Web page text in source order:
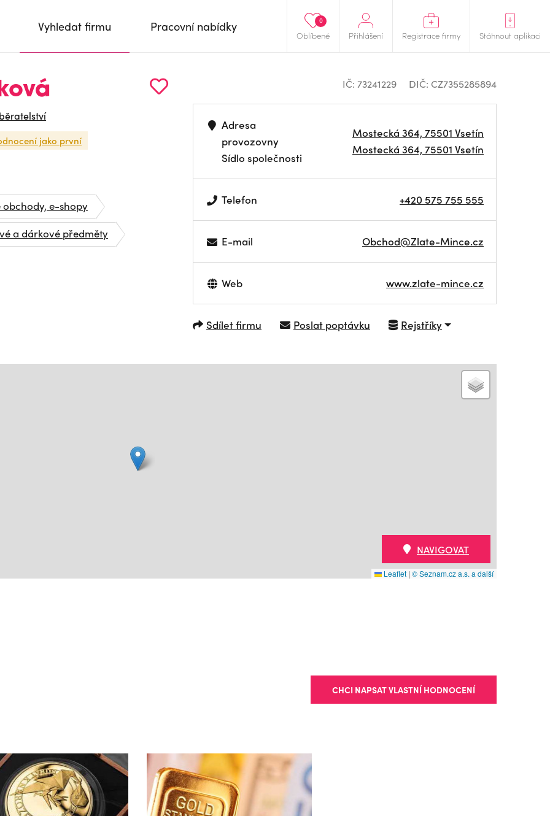
Oblíbené
0
Přihlášení Registrace firmy Stáhnout aplikaci
Vyhledat firmu Pracovní nabídky
jako první
e-shopy
a dárkové předměty
IČ: 73241229 DIČ: CZ7355285894
Adresa
provozovny
Sídlo společnosti
Mostecká 364, 75501 Vsetín
Mostecká 364, 75501 Vsetín
Telefon +420 575 755 555
E-mail Obchod@Zlate-Mince.cz
Web www.zlate-mince.cz
Sdílet firmu Poslat poptávku Rejstříky
Leaflet | © Seznam.cz a.s. a další
NAVIGOVAT
CHCI NAPSAT VLASTNÍ HODNOCENÍ